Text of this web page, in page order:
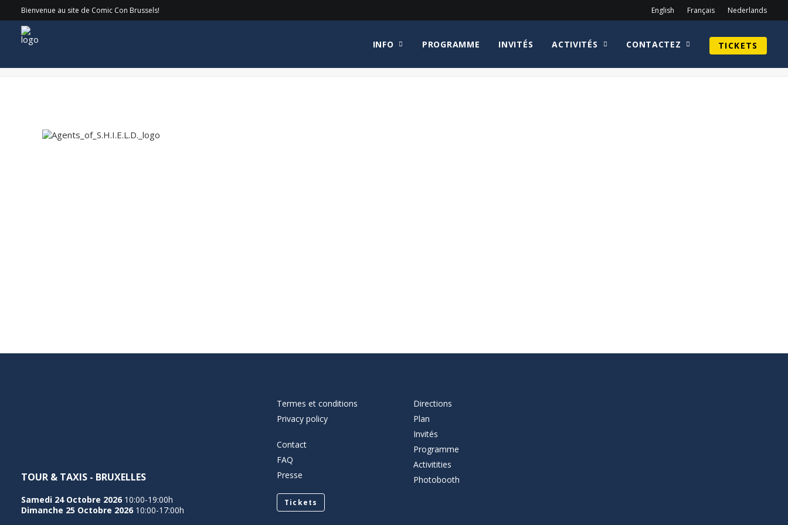
Bienvenue au site de Comic Con Brussels! English Français Nederlands
INFO PROGRAMME INVITÉS ACTIVITÉS CONTACTEZ TICKETS
Agents_of_S.H.I.E.L.D._logo Home John Hannah Agents_of_S.H.I.E.L.D._logo
TOUR & TAXIS - BRUXELLES
Samedi 24 Octobre 2026 10:00-19:00h
Dimanche 25 Octobre 2026 10:00-17:00h
Termes et conditions
Privacy policy
Contact
FAQ
Presse
Tickets
Directions
Plan
Invités
Programme
Activitities
Photobooth